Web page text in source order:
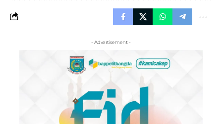
- Advertisement -